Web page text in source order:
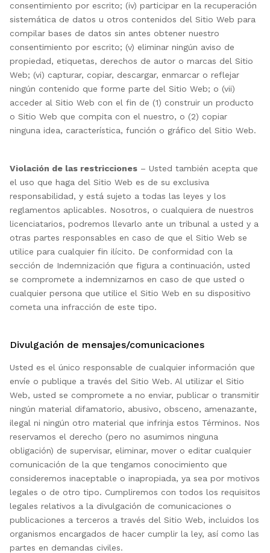
consentimiento por escrito; (iv) participar en la recuperación
sistemática de datos u otros contenidos del Sitio Web para
compilar bases de datos sin antes obtener nuestro
consentimiento por escrito; (v) eliminar ningún aviso de
propiedad, etiquetas, derechos de autor o marcas del Sitio
Web; (vi) capturar, copiar, descargar, enmarcar o reflejar
ningún contenido que forme parte del Sitio Web; o (vii)
acceder al Sitio Web con el fin de (1) construir un producto
o Sitio Web que compita con el nuestro, o (2) copiar
ninguna idea, característica, función o gráfico del Sitio Web.
Violación de las restricciones – Usted también acepta que
el uso que haga del Sitio Web es de su exclusiva
responsabilidad, y está sujeto a todas las leyes y los
reglamentos aplicables. Nosotros, o cualquiera de nuestros
licenciatarios, podremos llevarlo ante un tribunal a usted y a
otras partes responsables en caso de que el Sitio Web se
utilice para cualquier fin ilícito. De conformidad con la
sección de Indemnización que figura a continuación, usted
se compromete a indemnizarnos en caso de que usted o
cualquier persona que utilice el Sitio Web en su dispositivo
cometa una infracción de este tipo.
Divulgación de mensajes/comunicaciones
Usted es el único responsable de cualquier información que
envíe o publique a través del Sitio Web. Al utilizar el Sitio
Web, usted se compromete a no enviar, publicar o transmitir
ningún material difamatorio, abusivo, obsceno, amenazante,
ilegal ni ningún otro material que infrinja estos Términos. Nos
reservamos el derecho (pero no asumimos ninguna
obligación) de supervisar, eliminar, mover o editar cualquier
comunicación de la que tengamos conocimiento que
consideremos inaceptable o inapropiada, ya sea por motivos
legales o de otro tipo. Cumpliremos con todos los requisitos
legales relativos a la divulgación de comunicaciones o
publicaciones a terceros a través del Sitio Web, incluidos los
organismos encargados de hacer cumplir la ley, así como las
partes en demandas civiles.